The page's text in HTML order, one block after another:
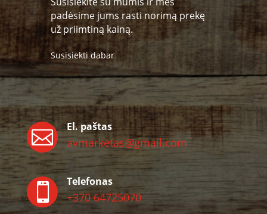
padėsime jums rasti norimą prekę
už priimtiną kainą.
Susisiekti dabar
 El. paštas
avmarketas@gmail.com
 Telefonas
+370 64725070